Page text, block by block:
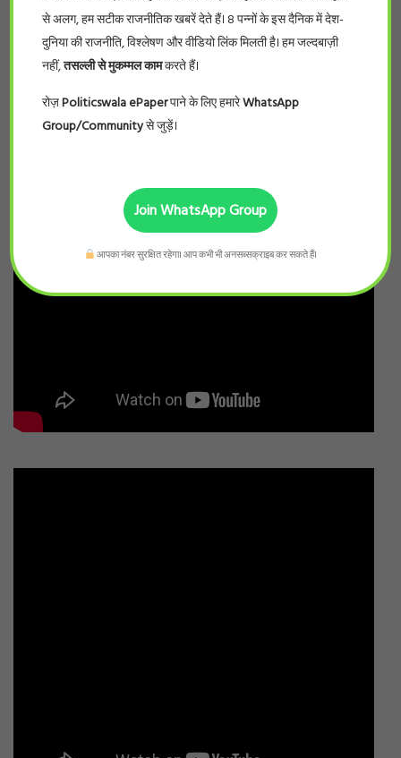
से अलग, हम सटीक राजनीतिक खबरें देते हैं। 8 पन्नों के इस दैनिक में देश-
दुनिया की राजनीति, विश्लेषण और वीडियो लिंक मिलती है। हम जल्दबाज़ी
नहीं,तसल्ली से मुकम्मल कामकरते हैं।
रोज़Politicswala ePaperपाने के लिए हमारेWhatsApp
Group/Communityसे जुड़ें।
Join WhatsApp Group
आपका नंबर सुरक्षित रहेगा। आप कभी भी अनसब्सक्राइब कर सकते हैं।